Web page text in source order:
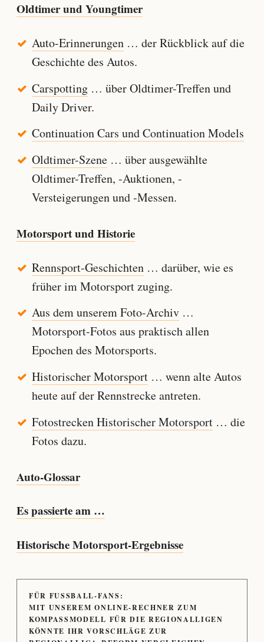
Oldtimer und Youngtimer
Auto-Erinnerungen… der Rückblick auf die
Geschichte des Autos.
Carspotting… über Oldtimer-Treffen und
Daily Driver.
Continuation Cars und Continuation Models
Oldtimer-Szene… über ausgewählte
Oldtimer-Treffen, -Auktionen, -
Versteigerungen und -Messen.
Motorsport und Historie
Rennsport-Geschichten… darüber, wie es
früher im Motorsport zuging.
Aus dem unserem Foto-Archiv…
Motorsport-Fotos aus praktisch allen
Epochen des Motorsports.
Historischer Motorsport… wenn alte Autos
heute auf der Rennstrecke antreten.
Fotostrecken Historischer Motorsport… die
Fotos dazu.
Auto-Glossar
Es passierte am …
Historische Motorsport-Ergebnisse
FÜR FUSSBALL-FANS:
MIT UNSEREM ONLINE-RECHNER ZUM
KOMPASSMODELL FÜR DIE REGIONALLIGEN
KÖNNTE IHR VORSCHLÄGE ZUR